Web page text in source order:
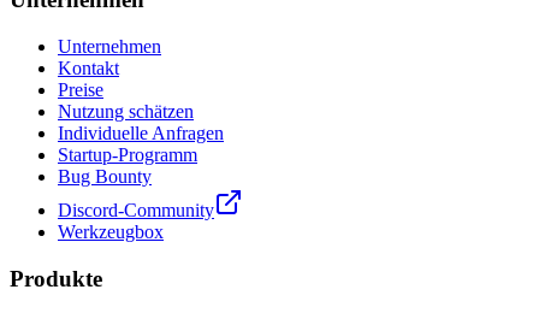
Unternehmen
Kontakt
Preise
Nutzung schätzen
Individuelle Anfragen
Startup-Programm
Bug Bounty
Discord-Community
Werkzeugbox
Produkte